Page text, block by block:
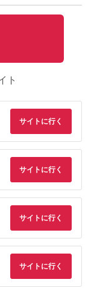
ト
サイトに行く
サイトに行く
サイトに行く
サイトに行く